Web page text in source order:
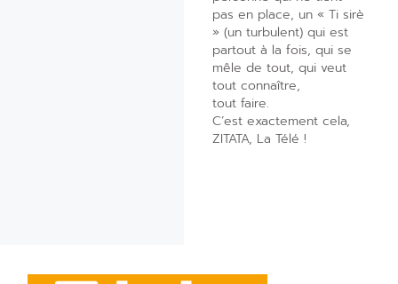
pas en place, un « Ti sirè
» (un turbulent) qui est
partout à la fois, qui se
mêle de tout, qui veut
tout connaître,
tout faire.
C’est exactement cela,
ZITATA, La Télé !